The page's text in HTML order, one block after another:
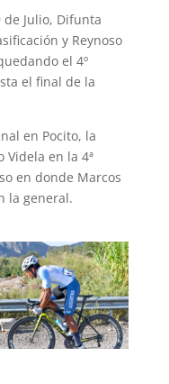
de Julio, Difunta
y Reynoso
el 4º
el final de la
en Pocito, la
Videla en la 4ª
en donde Marcos
la general.